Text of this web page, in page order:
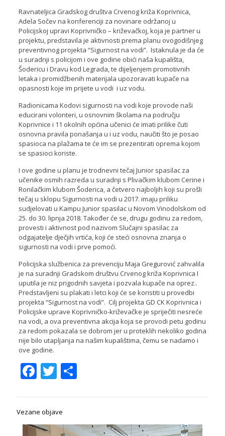
Ravnateljica Gradskog društva Crvenog križa Koprivnica,
Adela Sočev na konferenciji za novinare održanoj u
Policijskoj upravi Koprivničko – križevačkoj, koja je partner u
projektu, predstavila je aktivnosti prema planu ovogodišnjeg
preventivnog projekta “Sigurnost na vodi”. Istaknula je da će
u suradnji s policijom i ove godine obići naša kupališta,
Šodericu i Dravu kod Legrada, te dijeljenjem promotivnih
letaka i promidžbenih materijala upozoravati kupače na
opasnosti koje im prijete u vodi i uz vodu.
Radionicama Kodovi sigurnosti na vodi koje provode naši
educirani volonteri, u osnovnim školama na području
Koprivnice i 11 okolnih općina učenici će imati prilike čuti
osnovna pravila ponašanja u i uz vodu, naučiti što je posao
spasioca na plažama te će im se prezentirati oprema kojom
se spasioci koriste.
I ove godine u planu je trodnevni tečaj Junior spasilac za
učenike osmih razreda u suradnji s Plivačkim klubom Cerine i
Ronilačkim klubom Šoderica, a četvero najboljih koji su prošli
tečaj u sklopu Sigurnosti na vodi u 2017. imaju priliku
sudjelovati u Kampu Junior spasilac u Novom Vinodolskom od
25. do 30. lipnja 2018. Također će se, drugu godinu za redom,
provesti i aktivnost pod nazivom Slučajni spasilac za
odgajatelje dječjih vrtića, koji će steći osnovna znanja o
sigurnosti na vodi i prve pomoći.
Policijska službenica za prevenciju Maja Gregurović zahvalila
je na suradnji Gradskom društvu Crvenog križa Koprivnica I
uputila je niz prigodnih savjeta i pozvala kupače na oprez..
Predstavljeni su plakati i letci koji će se koristiti u provedbi
projekta “Sigurnost na vodi”. Cilj projekta GD CK Koprivnica i
Policijske uprave Koprivničko-križevačke je spriječiti nesreće
na vodi, a ova preventivna akcija koja se provodi petu godinu
za redom pokazala se dobrom jer u proteklih nekoliko godina
nije bilo utapljanja na našim kupalištima, čemu se nadamo i
ove godine.
Facebook
Twitter
Share
Vezane objave